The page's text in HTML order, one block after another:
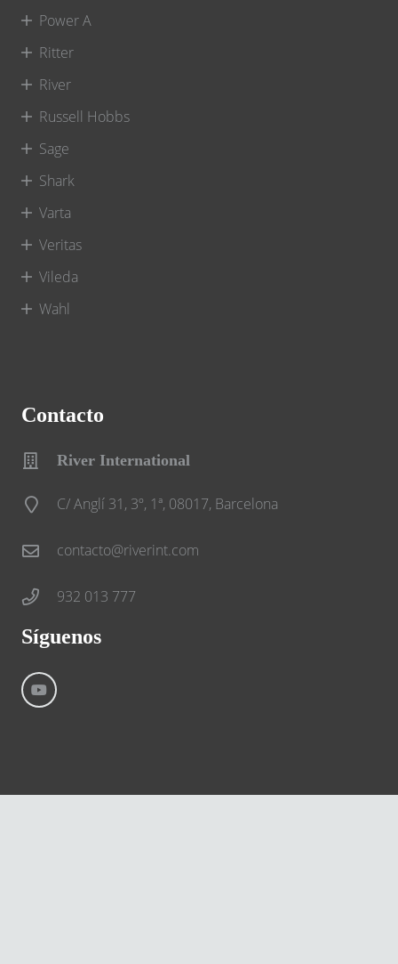
Power A
Ritter
River
Russell Hobbs
Sage
Shark
Varta
Veritas
Vileda
Wahl
Contacto
River International
C/ Anglí 31, 3º, 1ª, 08017, Barcelona
contacto@riverint.com
932 013 777
Síguenos